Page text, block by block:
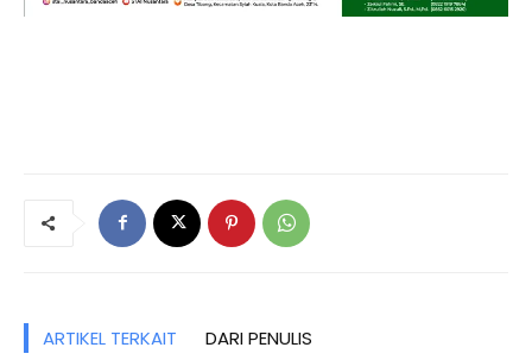
ARTIKEL TERKAIT DARI PENULIS